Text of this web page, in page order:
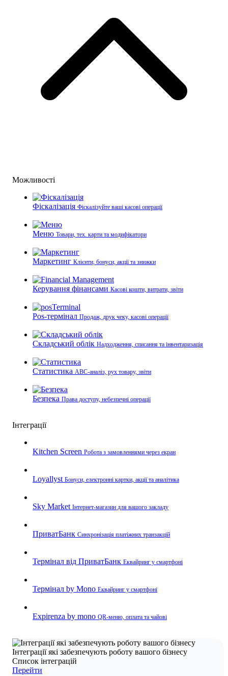
Можливості
Фіскалізація Фіскалізуйте ваші касові операції
Меню Товари, тех. карти та модифікатори
Маркетинг Клієнти, бонуси, акції та знижки
Керування фінансами Касові кошти, витрати, звіти
Pos-термінал Продаж, друк чеку, касові операції
Складський облік Надходження, списання та інвентаризація
Статистика ABC-аналіз, рух товару, звіти
Безпека Права доступу, небезпечні операції
Інтеграції
Kitchen Screen Робота з замовленнями через екран
Loyallyst Бонуси, електронні картки, акції та аналітика
Sky Market Інтернет-магазин для вашого закладу
ПриватБанк Синхронізація платіжних транзакцій
Термінал від ПриватБанк Еквайринг у смартфоні
Термінал by Mono Еквайринг у смартфоні
Expirenza by mono QR-меню, оплата та чайові
Інтеграції які забезпечують роботу вашого бізнесу
Список інтеграцій
Перейти